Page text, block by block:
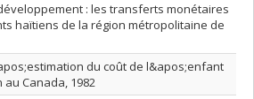
: les transferts monétaires
haïtiens de la région métropolitaine de
du coût de l&apos;enfant
Canada, 1982